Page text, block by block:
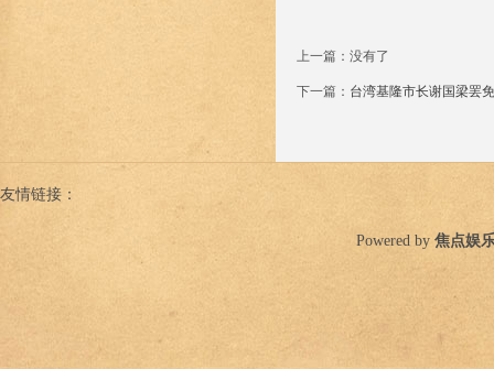
上一篇：没有了
下一篇： 台湾基隆市长谢国梁罢
友情链接：
Powered by 焦点娱